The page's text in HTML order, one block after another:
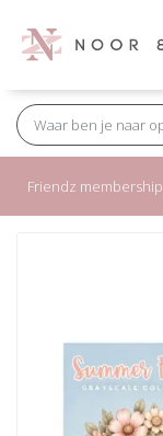
Friendz membership